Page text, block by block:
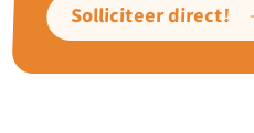
Solliciteer direct!